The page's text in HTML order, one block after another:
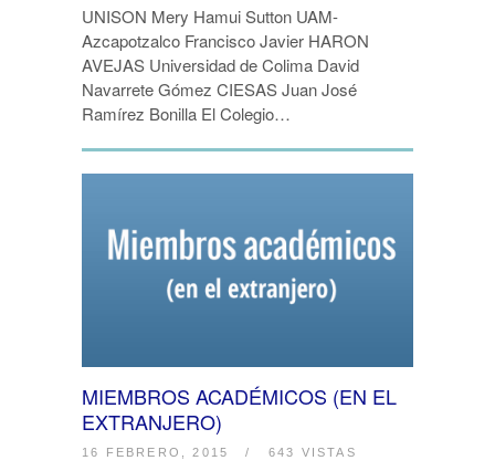
UNISON Mery Hamui Sutton UAM-
Azcapotzalco Francisco Javier HARON
AVEJAS Universidad de Colima David
Navarrete Gómez CIESAS Juan José
Ramírez Bonilla El Colegio…
MIEMBROS ACADÉMICOS (EN EL
EXTRANJERO)
16 FEBRERO, 2015 / 643 VISTAS